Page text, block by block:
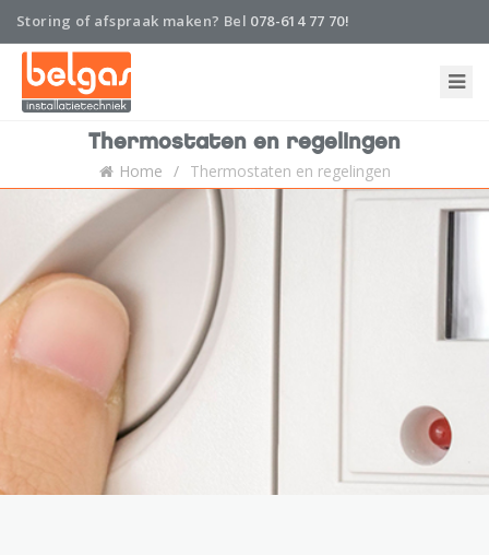
Onderhoud en abonnement
Installatie
Nieuws
Storing of afspraak maken? Bel 078-614 77 70!
Thermostaten en regelingen
Home Thermostaten en regelingen